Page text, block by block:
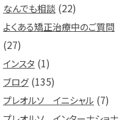
なんでも相談 (22)
よくある矯正治療中のご質問
(27)
インスタ (1)
ブログ(135)
プレオルソ イニシャル (7)